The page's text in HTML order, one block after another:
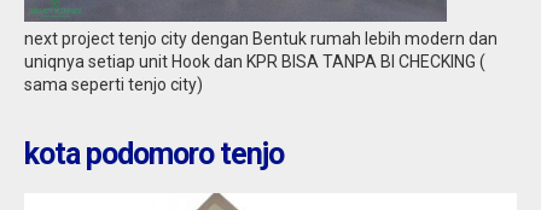
Jual 2,10 M
next project tenjo city dengan Bentuk rumah lebih modern dan
uniqnya setiap unit Hook dan KPR BISA TANPA BI CHECKING (
sama seperti tenjo city)
kota podomoro tenjo